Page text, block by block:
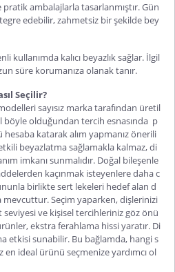
ambalajlarla tasarlanmıştır. Gün
edebilir, zahmetsiz bir şekilde bey
kullanımda kalıcı beyazlık sağlar. İlgil
süre korumanıza olanak tanır.
Seçilir?
sayısız marka tarafından üretil
böyle olduğundan tercih esnasında p
katarak alım yapmanız önerili
beyazlatma sağlamakla kalmaz, di
imkanı sunmalıdır. Doğal bileşenle
kaçınmak isteyenlere daha c
birlikte sert lekeleri hedef alan d
mevcuttur. Seçim yaparken, dişlerinizi
ve kişisel tercihleriniz göz önü
ekstra ferahlama hissi yaratır. Di
etkisi sunabilir. Bu bağlamda, hangi s
ideal ürünü seçmenize yardımcı ol